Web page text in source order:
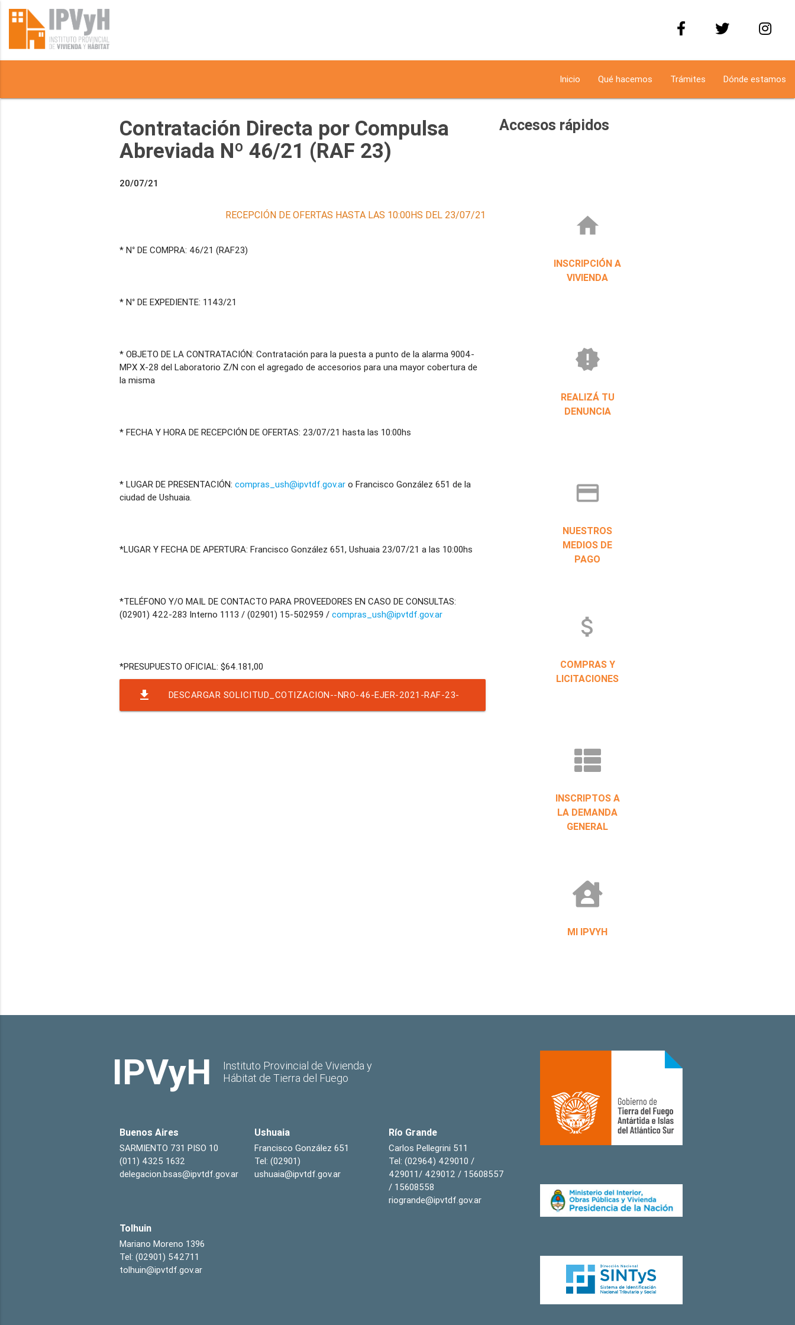
Inicio Qué hacemos Trámites Dónde estamos
Contratación Directa por Compulsa
Abreviada Nº 46/21 (RAF 23)
20/07/21
RECEPCIÓN DE OFERTAS HASTA LAS 10:00HS DEL 23/07/21
* N° DE COMPRA: 46/21 (RAF23)
* N° DE EXPEDIENTE: 1143/21
* OBJETO DE LA CONTRATACIÓN: Contratación para la puesta a punto de la alarma 9004-
MPX X-28 del Laboratorio Z/N con el agregado de accesorios para una mayor cobertura de
la misma
* FECHA Y HORA DE RECEPCIÓN DE OFERTAS: 23/07/21 hasta las 10:00hs
* LUGAR DE PRESENTACIÓN: compras_ush@ipvtdf.gov.aro Francisco González 651 de la
ciudad de Ushuaia.
*LUGAR Y FECHA DE APERTURA: Francisco González 651, Ushuaia 23/07/21 a las 10:00hs
*TELÉFONO Y/O MAIL DE CONTACTO PARA PROVEEDORES EN CASO DE CONSULTAS:
(02901) 422-283 Interno 1113 / (02901) 15-502959 / compras_ush@ipvtdf.gov.ar
file_download DESCARGAR SOLICITUD_COTIZACION--NRO-46-EJER-2021-RAF-23-
Accesos rápidos
home
INSCRIPCIÓN A
VIVIENDA
new_releases
REALIZÁ TU
DENUNCIA
credit_card
NUESTROS
MEDIOS DE
PAGO
attach_money
COMPRAS Y
LICITACIONES
INSCRIPTOS A
LA DEMANDA
GENERAL
MI IPVYH
IPVyH
Instituto Provincial de Vivienda y
Hábitat de Tierra del Fuego
Buenos Aires
SARMIENTO 731 PISO 10
(011) 4325 1632
delegacion.bsas@ipvtdf.gov.ar
Ushuaia
Francisco González 651
Tel: (02901)
ushuaia@ipvtdf.gov.ar
Río Grande
Carlos Pellegrini 511
Tel: (02964) 429010 /
429011/ 429012 / 15608557
/ 15608558
riogrande@ipvtdf.gov.ar
Tolhuin
Mariano Moreno 1396
Tel: (02901) 542711
tolhuin@ipvtdf.gov.ar